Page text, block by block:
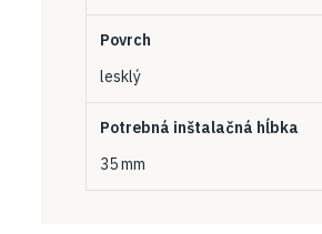
Povrch
lesklý
Potrebná inštalačná hĺbka
35 mm